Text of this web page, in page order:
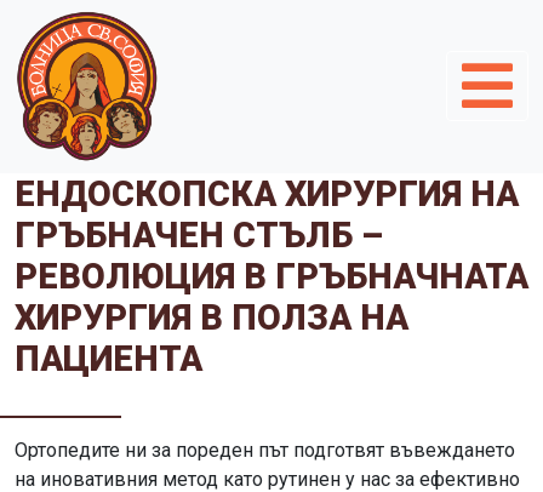
ЕНДОСКОПСКА ХИРУРГИЯ НА
ГРЪБНАЧЕН СТЪЛБ –
РЕВОЛЮЦИЯ В ГРЪБНАЧНАТА
ХИРУРГИЯ В ПОЛЗА НА
ПАЦИЕНТА
Ортопедите ни за пореден път подготвят въвеждането
на иновативния метод като рутинен у нас за ефективно